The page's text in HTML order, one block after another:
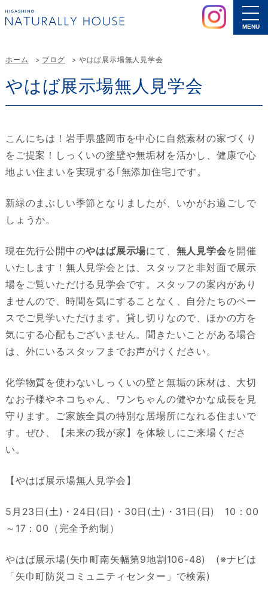
MENU
ホーム ブログ やはば展示場無人見学会
やはば展示場無人見学会
こんにちは！岩手県盛岡市を中心に自然素材の家づくり
をご提案！しっくいの塗壁や無垢材を活かし、健康で心
地よい住まいを実現する｢無添加住宅｣です。
新緑のまぶしい季節となりましたが、いかがお過ごしで
しょうか。
現在先行公開中のやはば展示場にて、 無人見学会を開催
いたします！無人見学会とは、スタッフと非対面で展示
場をご覧いただける見学会です。スタッフの案内があり
ませんので、時間を気にすることなく、自分たちのペー
スでご見学いただけます。貸し切りなので、ほかの方を
気にする心配もございません。聞きたいことがある場合
は、外にいるスタッフまでお声がけください。
化学物質を使わないしっくいの壁と無垢の床材は、大切
なお子様やネコちゃん、ワンちゃんの健やかな成長を見
守ります。ご家族全員の特別な居場所になれる住まいで
す。ぜひ、【未来の我が家】を体験しにご来場くださ
い。
【やはば展示場無人見学会】
5月23日(土)・24日(日)・30日(土)・31日(日) 10：00
～17：00（完全予約制）
やはば展示場(矢巾町南矢幅第9地割106-48) (※ナビは
「矢巾町防災コミュニティセンター」で検索)